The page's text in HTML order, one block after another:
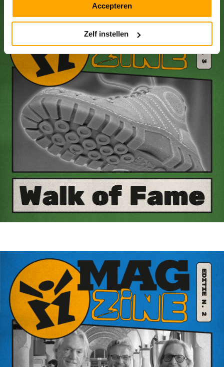
Accepteren
Zelf instellen